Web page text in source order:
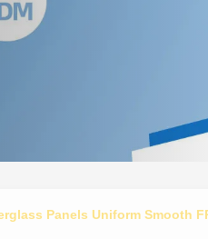
Panels Uniform Smooth